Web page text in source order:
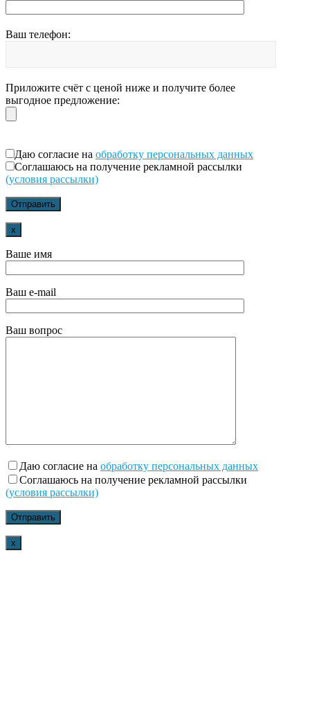
Ваш телефон:
Приложите счёт с ценой ниже и получите более
выгодное предложение:
Даю согласие на обработку персональных данных
Соглашаюсь на получение рекламной рассылки
(условия рассылки)
x
Ваше имя
Ваш e-mail
Ваш вопрос
Даю согласие на обработку персональных данных
Соглашаюсь на получение рекламной рассылки
(условия рассылки)
x